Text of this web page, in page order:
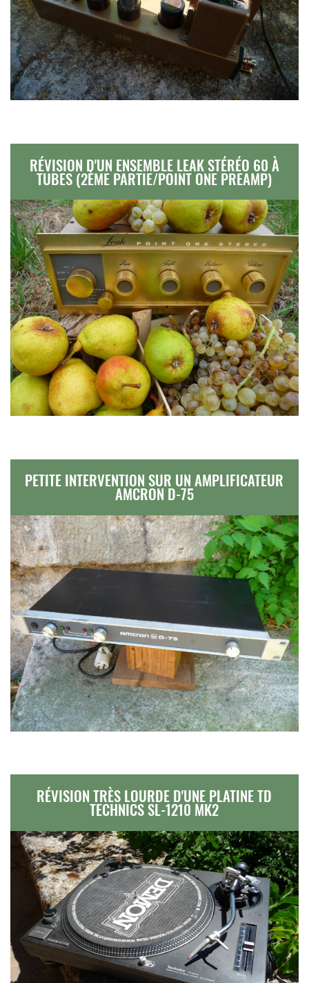
RÉVISION D'UN ENSEMBLE LEAK STÉRÉO 60 À
TUBES (2ÈME PARTIE/POINT ONE PREAMP)
PETITE INTERVENTION SUR UN AMPLIFICATEUR
AMCRON D-75
RÉVISION TRÈS LOURDE D'UNE PLATINE TD
TECHNICS SL-1210 MK2